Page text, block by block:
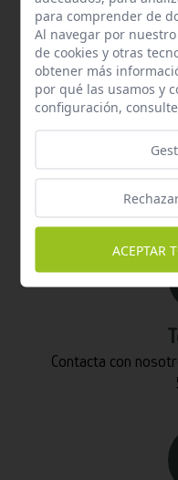
Contacta con
para comprender de
Al navegar por
de cookies y otras
obtener más
por qué las usamos y
configuración,
ACEPTAR